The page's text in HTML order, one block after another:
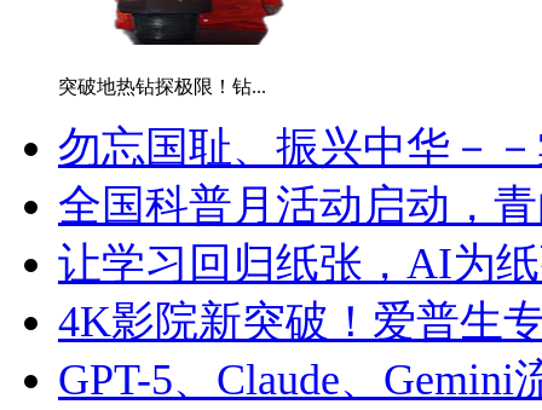
突破地热钻探极限！钻...
勿忘国耻、振兴中华－
全国科普月活动启动，
让学习回归纸张，AI为
4K影院新突破！爱普生
GPT-5、Claude、